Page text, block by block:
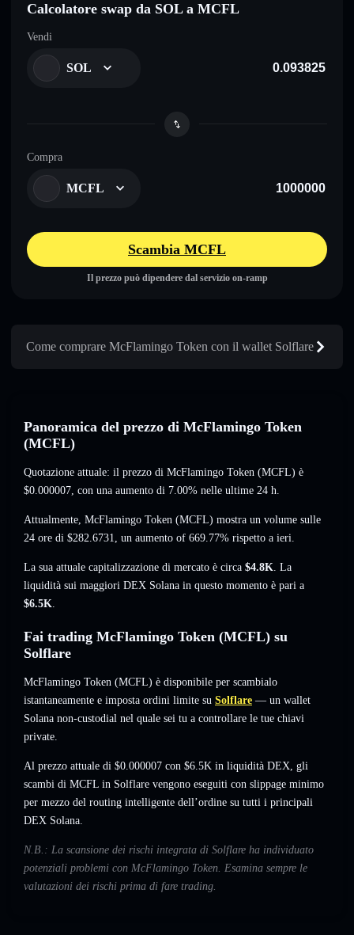
Calcolatore swap da SOL a MCFL
Vendi
SOL
Compra
MCFL
Scambia MCFL
Il prezzo può dipendere dal servizio on-ramp
Come comprare McFlamingo Token con il wallet Solflare
Panoramica del prezzo di McFlamingo Token
(MCFL)
Quotazione attuale: il prezzo di McFlamingo Token (MCFL) è
$0.000007, con una aumento di 7.00% nelle ultime 24 h.
Attualmente, McFlamingo Token (MCFL) mostra un volume sulle
24 ore di $282.6731, un aumento of 669.77% rispetto a ieri.
La sua attuale capitalizzazione di mercato è circa $4.8K. La
liquidità sui maggiori DEX Solana in questo momento è pari a
$6.5K.
Fai trading McFlamingo Token (MCFL) su
Solflare
McFlamingo Token (MCFL) è disponibile per scambialo
istantaneamente e imposta ordini limite su Solflare — un wallet
Solana non-custodial nel quale sei tu a controllare le tue chiavi
private.
Al prezzo attuale di $0.000007 con $6.5K in liquidità DEX, gli
scambi di MCFL in Solflare vengono eseguiti con slippage minimo
per mezzo del routing intelligente dell’ordine su tutti i principali
DEX Solana.
N.B.: La scansione dei rischi integrata di Solflare ha individuato
potenziali problemi con McFlamingo Token. Esamina sempre le
valutazioni dei rischi prima di fare trading.